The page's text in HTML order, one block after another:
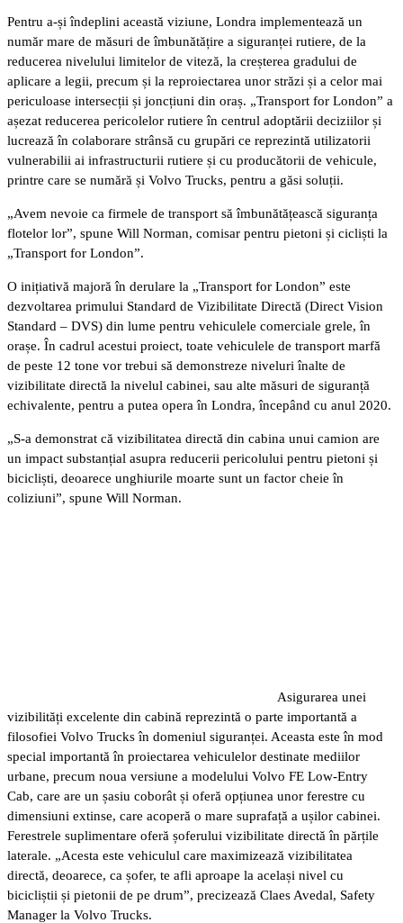
Pentru a-și îndeplini această viziune, Londra implementează un
număr mare de măsuri de îmbunătățire a siguranței rutiere, de la
reducerea nivelului limitelor de viteză, la creșterea gradului de
aplicare a legii, precum și la reproiectarea unor străzi și a celor mai
periculoase intersecții și joncțiuni din oraș. „Transport for London” a
așezat reducerea pericolelor rutiere în centrul adoptării deciziilor și
lucrează în colaborare strânsă cu grupări ce reprezintă utilizatorii
vulnerabilii ai infrastructurii rutiere și cu producătorii de vehicule,
printre care se numără și Volvo Trucks, pentru a găsi soluții.
„Avem nevoie ca firmele de transport să îmbunătățească siguranța
flotelor lor”, spune Will Norman, comisar pentru pietoni și cicliști la
„Transport for London”.
O inițiativă majoră în derulare la „Transport for London” este
dezvoltarea primului Standard de Vizibilitate Directă (Direct Vision
Standard – DVS) din lume pentru vehiculele comerciale grele, în
orașe. În cadrul acestui proiect, toate vehiculele de transport marfă
de peste 12 tone vor trebui să demonstreze niveluri înalte de
vizibilitate directă la nivelul cabinei, sau alte măsuri de siguranță
echivalente, pentru a putea opera în Londra, începând cu anul 2020.
„S-a demonstrat că vizibilitatea directă din cabina unui camion are
un impact substanțial asupra reducerii pericolului pentru pietoni și
bicicliști, deoarece unghiurile moarte sunt un factor cheie în
coliziuni”, spune Will Norman.
Asigurarea unei
vizibilități excelente din cabină reprezintă o parte importantă a
filosofiei Volvo Trucks în domeniul siguranței. Aceasta este în mod
special importantă în proiectarea vehiculelor destinate mediilor
urbane, precum noua versiune a modelului Volvo FE Low-Entry
Cab, care are un șasiu coborât și oferă opțiunea unor ferestre cu
dimensiuni extinse, care acoperă o mare suprafață a ușilor cabinei.
Ferestrele suplimentare oferă șoferului vizibilitate directă în părțile
laterale. „Acesta este vehiculul care maximizează vizibilitatea
directă, deoarece, ca șofer, te afli aproape la același nivel cu
bicicliștii și pietonii de pe drum”, precizează Claes Avedal, Safety
Manager la Volvo Trucks.